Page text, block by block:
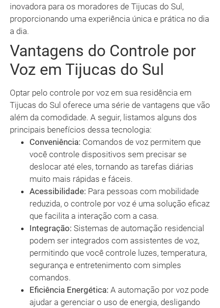
inovadora para os moradores de Tijucas do Sul,
proporcionando uma experiência única e prática no dia
a dia.
Vantagens do Controle por
Voz em Tijucas do Sul
Optar pelo controle por voz em sua residência em
Tijucas do Sul oferece uma série de vantagens que vão
além da comodidade. A seguir, listamos alguns dos
principais benefícios dessa tecnologia:
Conveniência: Comandos de voz permitem que
você controle dispositivos sem precisar se
deslocar até eles, tornando as tarefas diárias
muito mais rápidas e fáceis.
Acessibilidade: Para pessoas com mobilidade
reduzida, o controle por voz é uma solução eficaz
que facilita a interação com a casa.
Integração: Sistemas de automação residencial
podem ser integrados com assistentes de voz,
permitindo que você controle luzes, temperatura,
segurança e entretenimento com simples
comandos.
Eficiência Energética: A automação por voz pode
ajudar a gerenciar o uso de energia, desligando